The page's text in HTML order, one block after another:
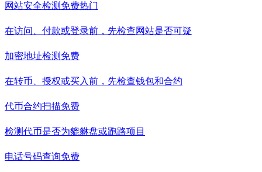
网站安全检测 免费热门
在访问、付款或登录前，先检查网站是否可疑
加密地址检测 免费
在转币、授权或买入前，先检查钱包和合约
代币合约扫描免费
检测代币是否为貔貅盘或跑路项目
电话号码查询免费